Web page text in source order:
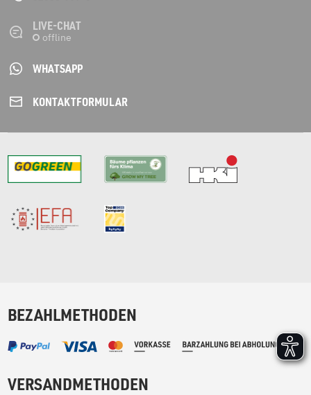
LIVE-CHAT
WHATSAPP
KONTAKT­FORMULAR
BEZAHLMETHODEN
VERSANDMETHODEN